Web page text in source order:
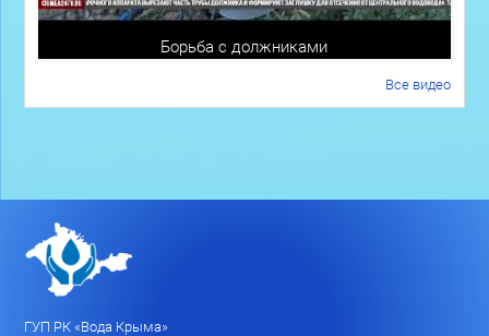
Борьба с должниками
Все видео
ГУП РК «Вода Крыма»